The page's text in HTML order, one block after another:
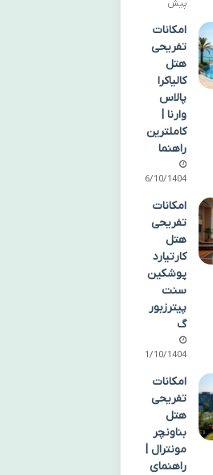
پیش
امکانات
تفریحی
هتل
کالیاکرا
پالاس
وارنا |
کاملترین
راهنما
06/10/1404
امکانات
تفریحی
هتل
کارتیارد
پوشکین
سنت
پیترزبور
گ
01/10/1404
امکانات
تفریحی
هتل
بناونچر
مونترال |
راهنمای